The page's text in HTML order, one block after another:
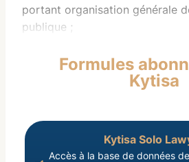
portant organisation générale
publique ;
Formules
Kytisa
Kytisa Solo
Accès à la base de données